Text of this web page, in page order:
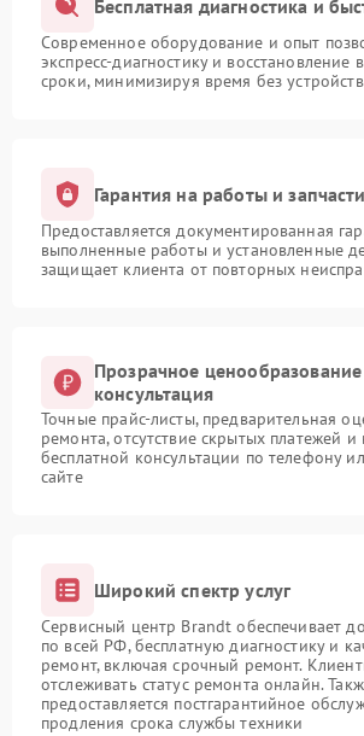
Бесплатная диагностика и
Современное оборудование и опыт
экспресс-диагностику и восстановление
сроки, минимизируя время без
Гарантия на работы и запчасти
Предоставляется документированная
выполненные работы и установленные
защищает клиента от повторных
Прозрачное
консультация
Точные прайс-листы, предварительная
ремонта, отсутствие скрытых платежей и
бесплатной консультации по телефону
сайте
Широкий спектр услуг
Сервисный центр Brandt обеспечивает
по всей РФ, бесплатную диагностику и
ремонт, включая срочный ремонт.
отслеживать статус ремонта онлайн.
предоставляется постгарантийное
продления срока службы техники